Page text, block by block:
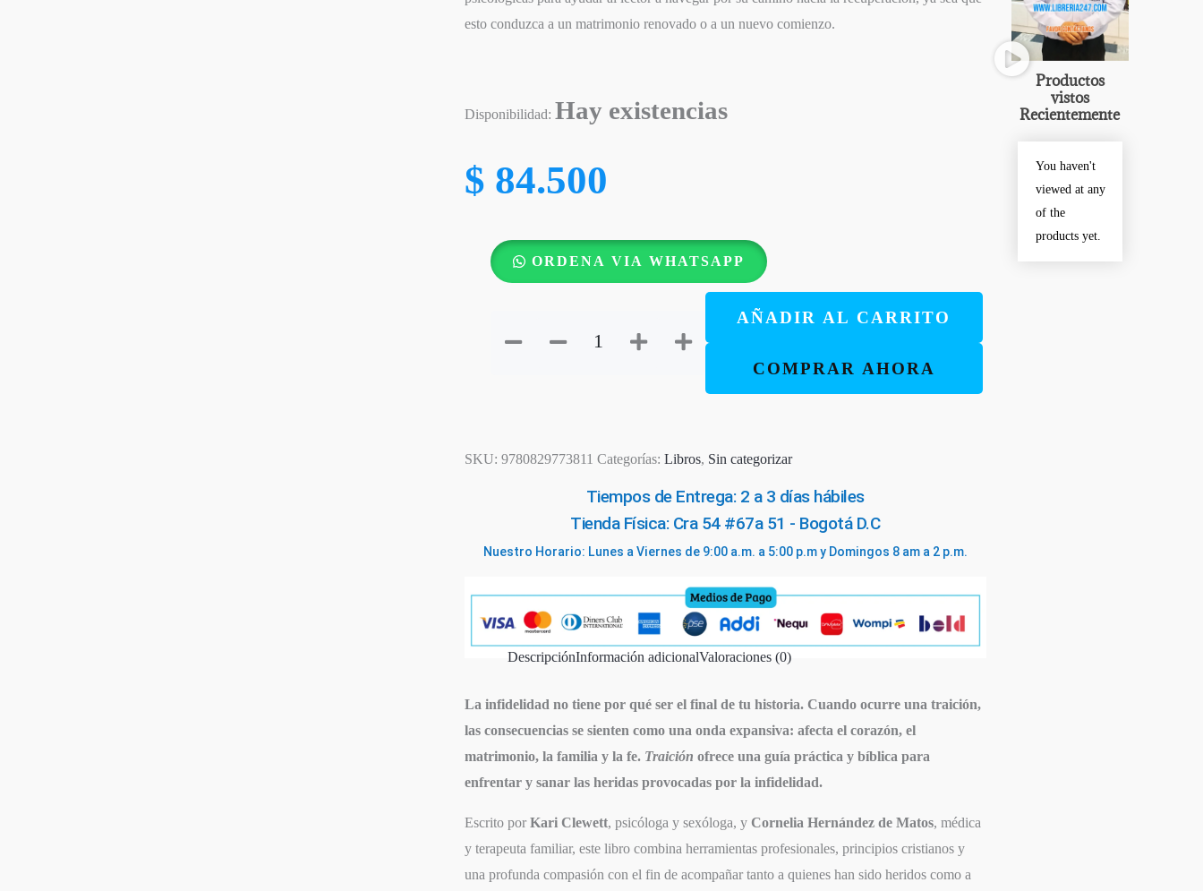
esto conduzca a un matrimonio renovado o a un nuevo comienzo.
Disponibilidad: Hay existencias
$ 84.500
ORDENA VIA WHATSAPP
Traición
-
AÑADIR AL CARRITO
COMPRAR AHORA
SKU:9780829773811 Categorías:Libros, Sin categorizar
Tiempos de Entrega: 2 a 3 días hábiles
Tienda Física: Cra 54 #67a 51 - Bogotá D.C
Nuestro Horario: Lunes a Viernes de 9:00 a.m. a 5:00 p.m y Domingos 8 am a 2 p.m.
DescripciónInformación adicionalValoraciones (0)
La infidelidad no tiene por qué ser el final de tu historia. Cuando ocurre una traición,
las consecuencias se sienten como una onda expansiva: afecta el corazón, el
matrimonio, la familia y la fe. Traición ofrece una guía práctica y bíblica para
enfrentar y sanar las heridas provocadas por la infidelidad.
Escrito porKari Clewett, psicóloga y sexóloga, yCornelia Hernández de Matos, médica
y terapeuta familiar, este libro combina herramientas profesionales, principios cristianos y
una profunda compasión con el fin de acompañar tanto a quienes han sido heridos como a
Productos
vistos
Recientemente
You haven't
viewed at any
of the
products yet.